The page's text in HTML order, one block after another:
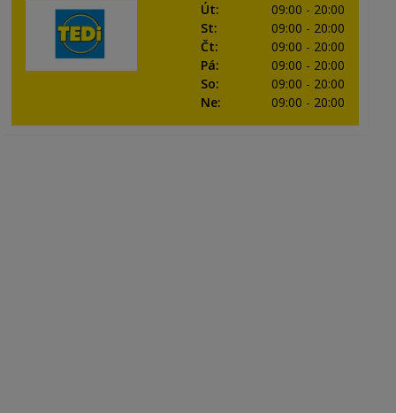
Út: 09:00 - 20:00
St: 09:00 - 20:00
Čt: 09:00 - 20:00
Pá: 09:00 - 20:00
So: 09:00 - 20:00
Ne: 09:00 - 20:00